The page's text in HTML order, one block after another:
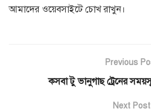
আমাদের ওয়েবসাইটে চোখ রাখুন।
Previous
কসবা টু ভানুগাছ ট্রেনের
Next Post